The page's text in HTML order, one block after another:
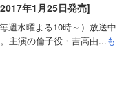
年1月25日発売]
週水曜よる10時～）放送中
主演の倫子役・吉高由...も